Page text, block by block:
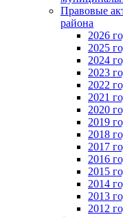
Правовые
района
2026
2025
2024
2023
2022
2021
2020
2019
2018
2017
2016
2015
2014
2013
2012